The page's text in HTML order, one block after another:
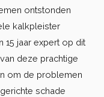
ontstonden
kalkpleister
15 jaar expert op dit
deze prachtige
om de problemen
schade